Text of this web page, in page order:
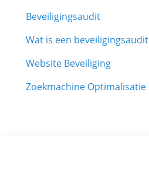
Beveiligingsaudit
Wat is een beveiligingsaudit
Website Beveiliging
Zoekmachine Optimalisatie